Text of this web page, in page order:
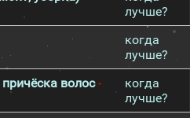
лучше?
когда
лучше?
волос-
когда
лучше?